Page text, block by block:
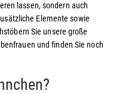
lassen, sondern auch
Elemente sowie
Sie unsere große
und finden Sie noch